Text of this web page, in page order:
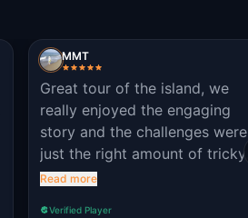
MMT
Great tour of the island, we
really enjoyed the engaging
story and the challenges were
just the right amount of tricky.
Read more
Verified Player